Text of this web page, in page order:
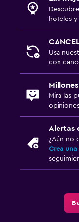
hoteles
Usa
con
Mira las
Alertas
¿Aún no
Crea